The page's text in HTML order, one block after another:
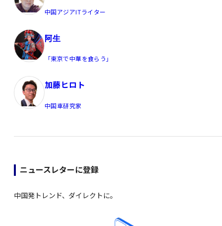
中国アジアITライター
阿生
「東京で中華を食らう」
加藤ヒロト
中国車研究家
ニュースレターに登録
中国発トレンド、ダイレクトに。